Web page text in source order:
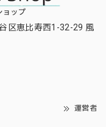
区恵比寿西1-32-29 風
運営者